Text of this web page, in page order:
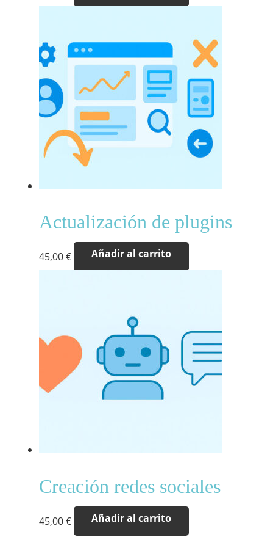
Actualización de plugins
45,00€ Añadir al carrito
Creación redes sociales
45,00€ Añadir al carrito